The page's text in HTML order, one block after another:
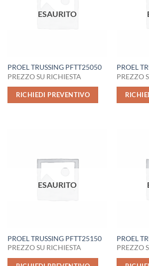
ESAURITO
PROEL TRUSSING PFTT25050
PREZZO SU RICHIESTA
RICHIEDI PREVENTIVO
PROEL
PREZZO
ESAURITO
PROEL TRUSSING PFTT25150
PREZZO SU RICHIESTA
PROEL
PREZZO